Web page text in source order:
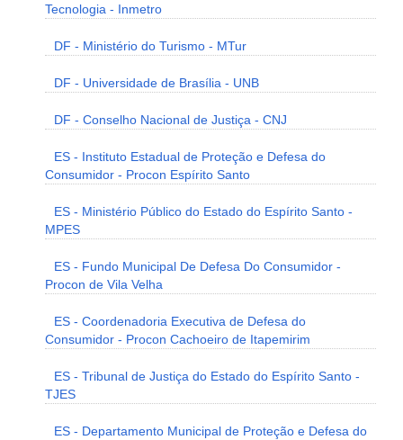
Tecnologia - Inmetro
DF - Ministério do Turismo - MTur
DF - Universidade de Brasília - UNB
DF - Conselho Nacional de Justiça - CNJ
ES - Instituto Estadual de Proteção e Defesa do
Consumidor - Procon Espírito Santo
ES - Ministério Público do Estado do Espírito Santo -
MPES
ES - Fundo Municipal De Defesa Do Consumidor -
Procon de Vila Velha
ES - Coordenadoria Executiva de Defesa do
Consumidor - Procon Cachoeiro de Itapemirim
ES - Tribunal de Justiça do Estado do Espírito Santo -
TJES
ES - Departamento Municipal de Proteção e Defesa do